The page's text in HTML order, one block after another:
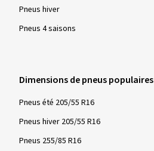
Pneus hiver
Pneus 4 saisons
Dimensions de pneus populaires
Pneus été 205/55 R16
Pneus hiver 205/55 R16
Pneus 255/85 R16